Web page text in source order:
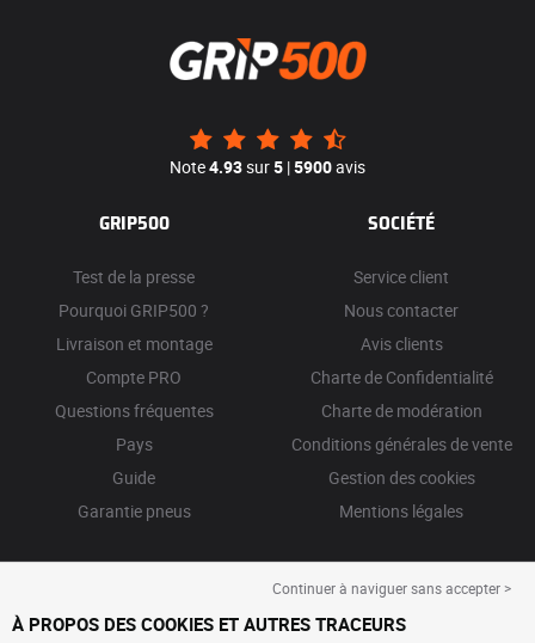
Note4.93sur5 |5900avis
GRIP500
Test de la presse
Pourquoi GRIP500 ?
Livraison et montage
Compte PRO
Questions fréquentes
Pays
Guide
Garantie pneus
SOCIÉTÉ
Service client
Nous contacter
Avis clients
Charte de Confidentialité
Charte de modération
Conditions générales de vente
Gestion des cookies
Mentions légales
Continuer à naviguer sans accepter >
À PROPOS DES COOKIES ET AUTRES TRACEURS